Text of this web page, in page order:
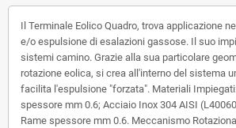
Il Terminale Eolico Quadro, trova applicazione
e/o espulsione di esalazioni gassose. Il suo
sistemi camino. Grazie alla sua particolare
rotazione eolica, si crea all'interno del sistema
facilita l'espulsione "forzata". Materiali
spessore mm 0.6; Acciaio Inox 304 AISI
Rame spessore mm 0.6. Meccanismo